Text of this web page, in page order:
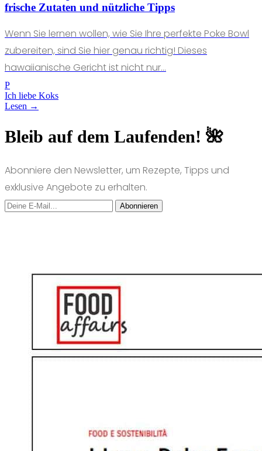
frische Zutaten und nützliche Tipps
Wenn Sie lernen wollen, wie Sie Ihre perfekte Poke Bowl
zubereiten, sind Sie hier genau richtig! Dieses
hawaiianische Gericht ist nicht nur...
P
Ich liebe Koks
Lesen →
Bleib auf dem Laufenden! 🌺
Abonniere den Newsletter, um Rezepte, Tipps und
exklusive Angebote zu erhalten.
Abonnieren